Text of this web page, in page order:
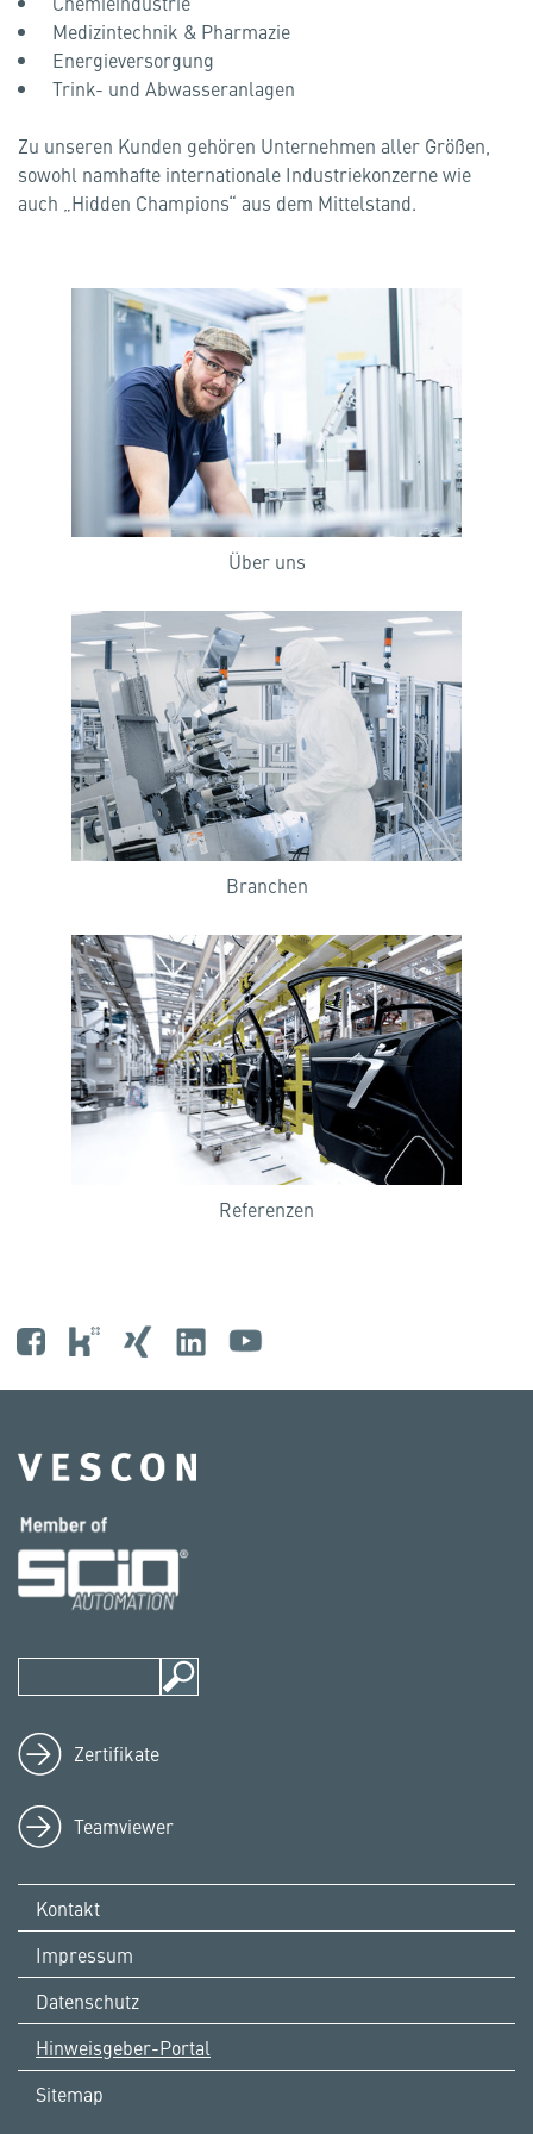
Medizintechnik & Pharmazie
Energieversorgung
Trink- und Abwasseranlagen
Zu unseren Kunden gehören Unternehmen aller Größen,
sowohl namhafte internationale Industriekonzerne wie
auch „Hidden Champions“ aus dem Mittelstand.
Über uns
Branchen
Referenzen
Zertifikate
Teamviewer
Kontakt
Impressum
Datenschutz
Hinweisgeber-Portal
Sitemap